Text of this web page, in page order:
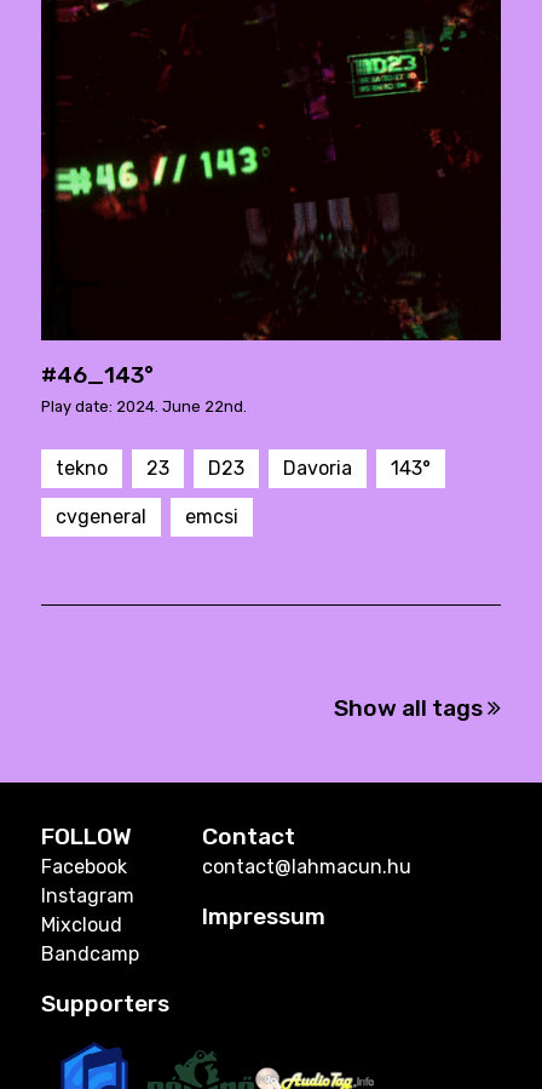
#46_143°
Play date: 2024. June 22nd.
tekno 23 D23 Davoria 143°
cvgeneral emcsi
Show all tags
FOLLOW
Facebook
Instagram
Mixcloud
Bandcamp
Contact
contact@lahmacun.hu
Impressum
Supporters